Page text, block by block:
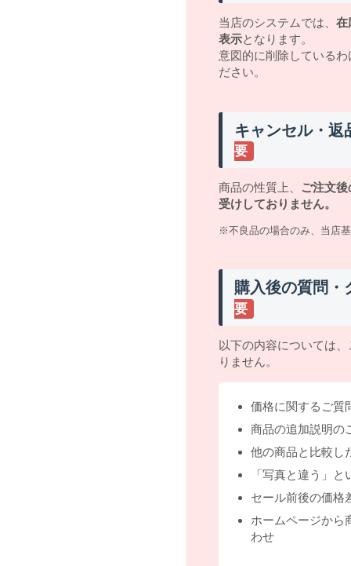
当店のシステムでは、 在
表示となります。
意図的に削除している
ださい。
キャンセル・返
要
商品の性質上、 ご注文
受けしておりません。
※不良品の場合のみ、当店
購入後の質問・
要
以下の内容については
りません。
価格に関するご質
商品の追加説明の
他の商品と比較し
「写真と違う」
セール前後の価格
ホームページから
わせ